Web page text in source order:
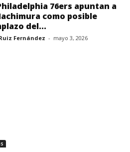
76ers apuntan a
como posible
del...
Fernández - mayo 3, 2026